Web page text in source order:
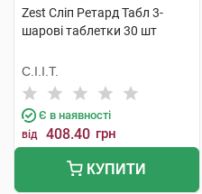
Zest Сліп Ретард Табл 3-
шарові таблетки 30 шт
С.І.І.Т.
Є в наявності
від 408.40 грн
КУПИТИ